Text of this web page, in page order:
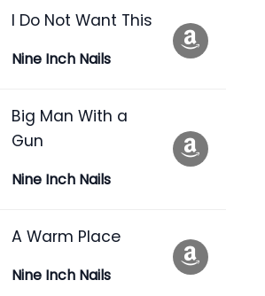
I Do Not Want This
Nine Inch Nails
Big Man With a
Gun
Nine Inch Nails
A Warm Place
Nine Inch Nails